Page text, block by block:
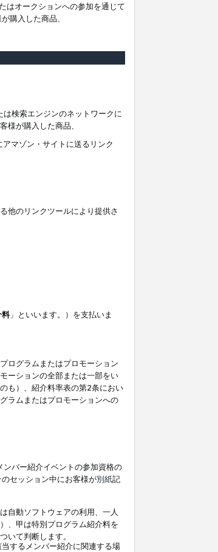
はオークションへの参加を通じて
購入した商品、
検索エンジンのネットワークに
様が購入した商品、
マゾン・サイトに送るリンク
他のリンクツールにより提供さ
料」といいます。）を支払いま
ログラムまたはプロモーション
ーションの全部または一部をい
も）、紹介料率表の第2条におい
ラムまたはプロモーションへの
ンバー紹介イベントの参加資格の
セッション中にお客様が別紙記
自動ソフトウェアの利用、一人
、甲は特別プログラム紹介料を
いて判断します。
するメンバー紹介に関連する場